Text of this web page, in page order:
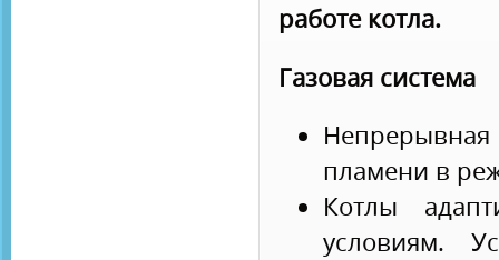
работе котла.
Газовая система
пламени в
Котлы
условиям.